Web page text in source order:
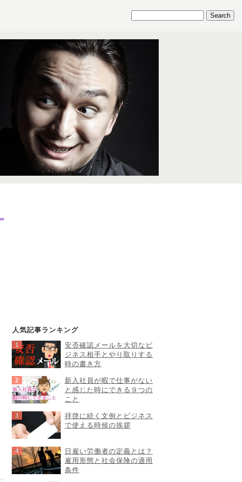
人気記事ランキング
安否確認メールを大切なビ
ジネス相手とやり取りする
時の書き方
新入社員が暇で仕事がない
と感じた時にできる９つの
こと
拝啓に続く文例とビジネス
で使える時候の挨拶
日雇い労働者の定義とは？
雇用形態と社会保険の適用
条件